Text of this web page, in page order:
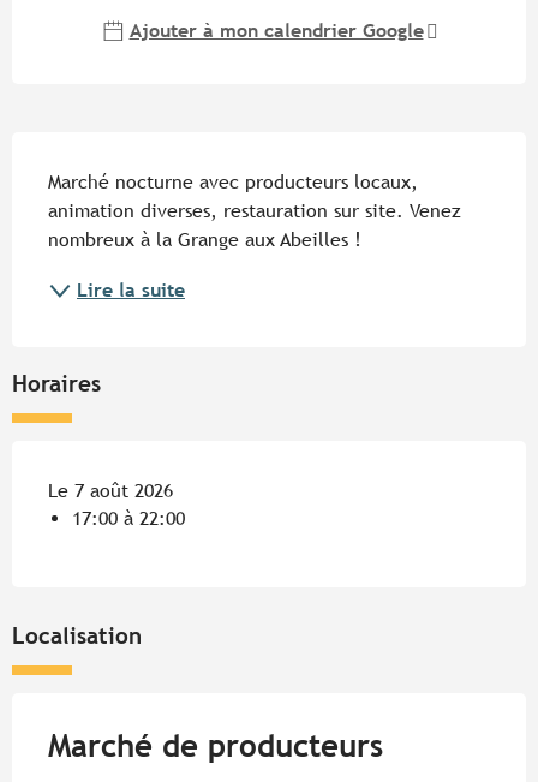
Ajouter à mon calendrier Google
Marché nocturne avec producteurs locaux,
animation diverses, restauration sur site. Venez
nombreux à la Grange aux Abeilles !
Lire la suite
Horaires
Le 7 août 2026
17:00 à 22:00
Localisation
Marché de producteurs